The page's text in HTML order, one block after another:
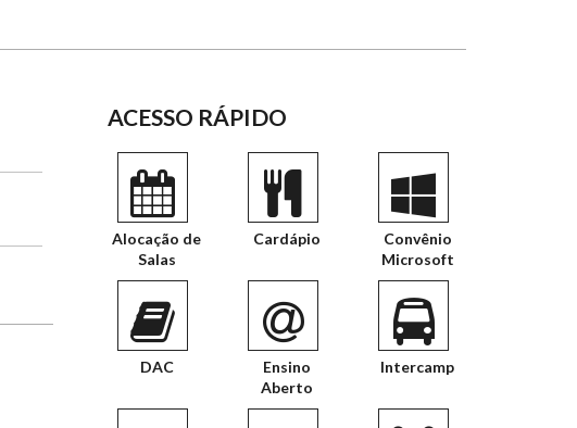
ACESSO RÁPIDO
Alocação de
Salas
Cardápio
Convênio
Microsoft
DAC
Ensino
Aberto
Intercamp